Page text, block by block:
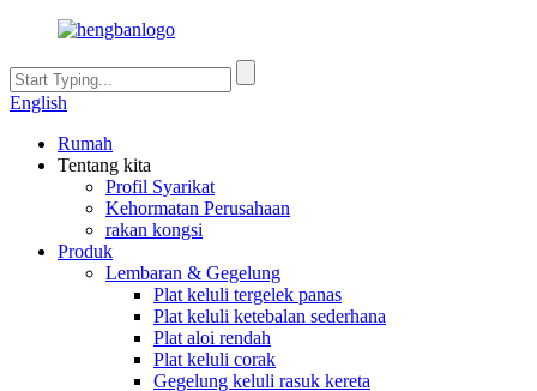
English
Rumah
Tentang kita
Profil Syarikat
Kehormatan Perusahaan
rakan kongsi
Produk
Lembaran & Gegelung
Plat keluli tergelek panas
Plat keluli ketebalan sederhana
Plat aloi rendah
Plat keluli corak
Gegelung keluli rasuk kereta